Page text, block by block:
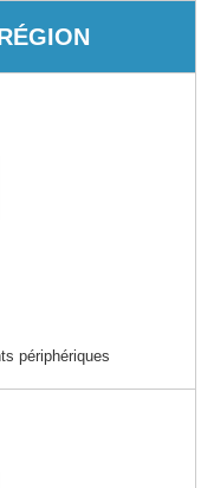
périphériques